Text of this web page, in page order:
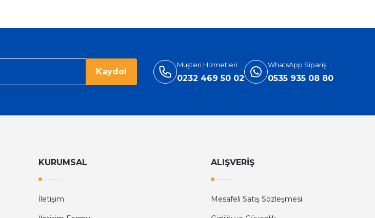
Kaydol
Müşteri Hizmetleri
0232 469 50 02
WhatsApp Sipariş
0535 935 08 80
KURUMSAL
İletişim
ALIŞVERİŞ
Mesafeli Satış Sözleşmesi